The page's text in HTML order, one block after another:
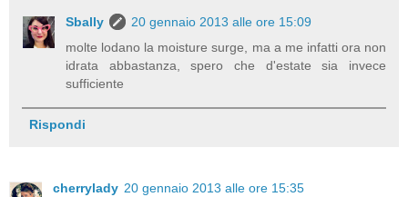
Sbally
20 gennaio 2013 alle ore 15:09
molte lodano la moisture surge, ma a me infatti ora non
idrata abbastanza, spero che d'estate sia invece
sufficiente
Rispondi
cherrylady 20 gennaio 2013 alle ore 15:35